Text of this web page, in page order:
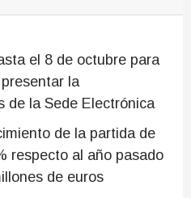
el 8 de octubre para
la
de la Sede Electrónica
de la partida de
respecto al año pasado
de euros